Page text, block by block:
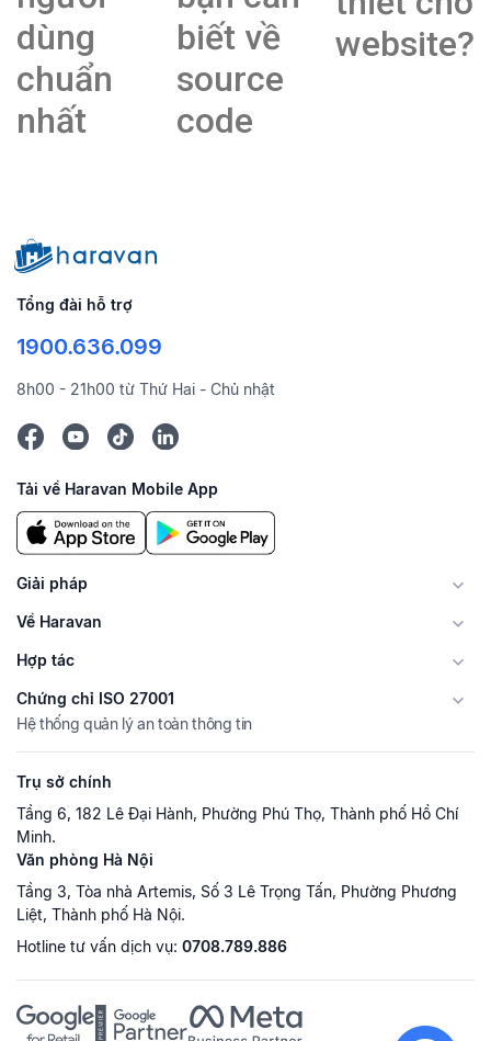
dùng
chuẩn
nhất
biết về
source
code
website?
Tổng đài hỗ trợ
1900.636.099
8h00 - 21h00 từ Thứ Hai - Chủ nhật
Tải về Haravan Mobile App
Giải pháp
Về Haravan
Hợp tác
Chứng chỉ ISO 27001
Hệ thống quản lý an toàn thông tin
Trụ sở chính
Tầng 6, 182 Lê Đại Hành, Phường Phú Thọ, Thành phố Hồ Chí
Minh.
Văn phòng Hà Nội
Tầng 3, Tòa nhà Artemis, Số 3 Lê Trọng Tấn, Phường Phương
Liệt, Thành phố Hà Nội.
Hotline tư vấn dịch vụ: 0708.789.886